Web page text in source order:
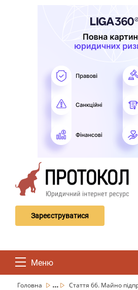
Зареєструватися
Меню
Головна ... Стаття 66. Майно